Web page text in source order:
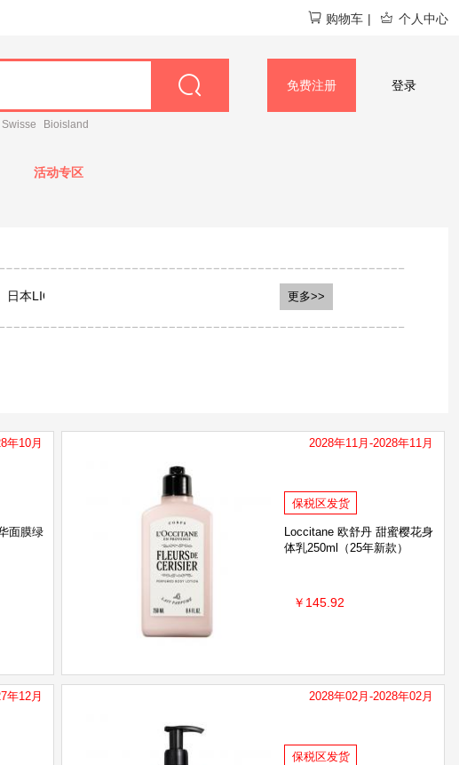
购物车 | 个人中心
Swisse Bioisland
免费注册 登录
活动专区
日本LION狮王
日本Biore 碧柔 资生堂 馥绿德雅
伊丽莎白雅顿 美国OLAY/玉兰油
White conc
DR艾琳
浅香 ASAKA
VALGER薇尔佳
滋源
更多>>
年10月
面膜绿
2028年11月-2028年11月
保税区发货
Loccitane 欧舒丹 甜蜜樱花身
体乳250ml（25年新款）
￥145.92
年12月 2028年02月-2028年02月
保税区发货